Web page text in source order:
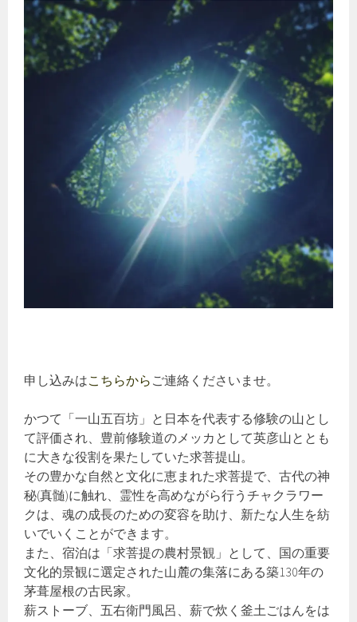
申し込みはこちらから ご連絡くださいませ。
かつて「一山五百坊」と日本を代表する修験の山とし
て評価され、豊前修験道のメッカとして英彦山ととも
に大きな役割を果たしていた求菩提山。
その豊かな自然と文化に恵まれた求菩提で、古代の神
秘(真髄)に触れ、霊性を高めながら行うチャクラワー
クは、魂の成長のための変容を助け、新たな人生を紡
いでいくことができます。
また、宿泊は「求菩提の農村景観」として、国の重要
文化的景観に選定された山麓の集落にある築130年の
茅葺屋根の古民家。
薪ストーブ、五右衛門風呂、薪で炊く釜土ごはんをは